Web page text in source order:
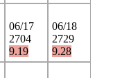
06/17
2704
9.19
06/18
2729
9.28